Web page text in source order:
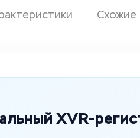
Схожие
XVR-